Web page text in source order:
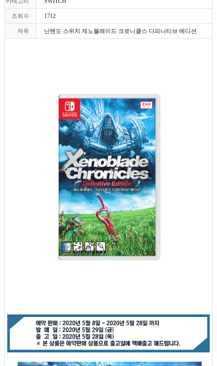
조회수 1712
제목 닌텐도 스위치 제노블레이드 크로니클스 디피니티브 에디션